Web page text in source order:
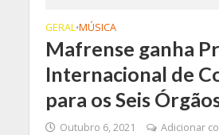
GERAL•MÚSICA
Mafrense ganha
Internacional de
para os Seis
Outubro 6, 2021 Adicionar